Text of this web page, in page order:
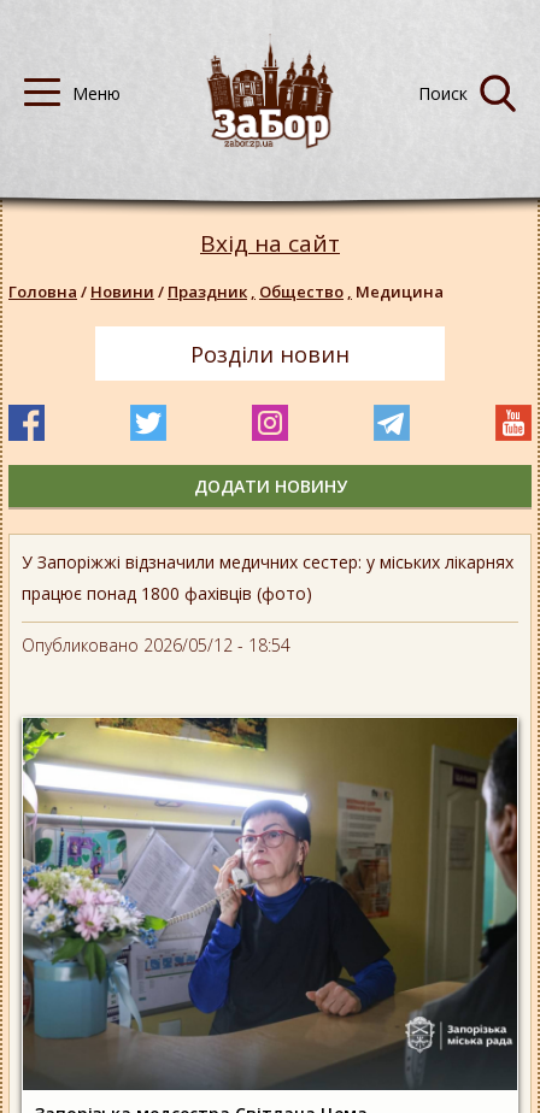
У Запоріжжі відзначили медичних сестер: у міських лікарнях
працює понад 1800 фахівців (фото)
Опубликовано 2026/05/12 - 18:54
Вхід на сайт
Головна / Новини / Праздник , Общество , Медицина
Розділи новин
ДОДАТИ НОВИНУ